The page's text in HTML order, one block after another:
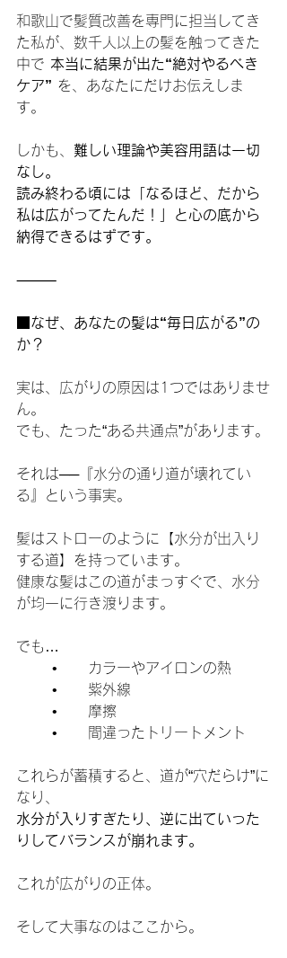
和歌山で髪質改善を専門に担当してき
た私が、数千人以上の髪を触ってきた
中で 本当に結果が出た“絶対やるべき
ケア” を、あなたにだけお伝えしま
す。
しかも、 難しい理論や美容用語は一切
なし。
読み終わる頃には「なるほど、だから
私は広がってたんだ！」と心の底から
納得できるはずです。
⸻
■なぜ、あなたの髪は“毎日広がる”の
か？
実は、広がりの原因は1つではありませ
ん。
でも、たった“ある共通点”があります。
それは──『水分の通り道が壊れてい
る』という事実。
髪はストローのように【水分が出入り
する道】を持っています。
健康な髪はこの道がまっすぐで、水分
が均一に行き渡ります。
でも…
	•	カラーやアイロンの熱
	•	紫外線
	•	摩擦
	•	間違ったトリートメント
これらが蓄積すると、道が“穴だらけ”に
なり、
水分が入りすぎたり、逆に出ていった
りしてバランスが崩れます。
これが広がりの正体。
そして大事なのはここから。